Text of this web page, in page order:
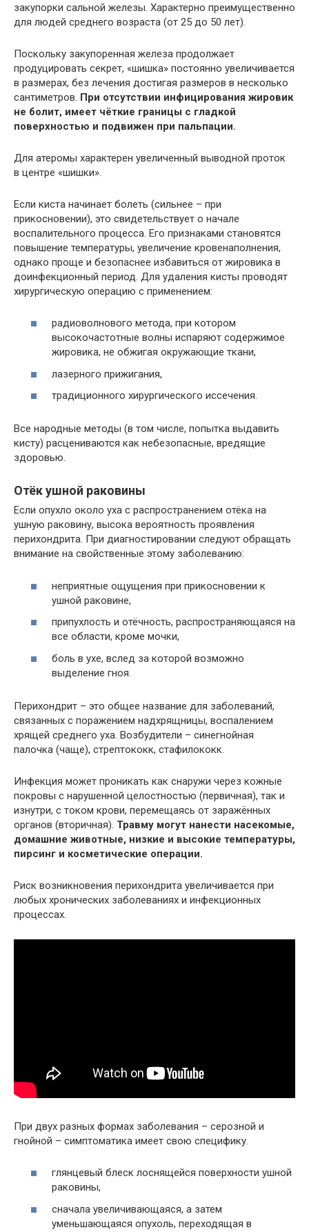
закупорки сальной железы. Характерно преимущественно
для людей среднего возраста (от 25 до 50 лет).
Поскольку закупоренная железа продолжает
продуцировать секрет, «шишка» постоянно увеличивается
в размерах, без лечения достигая размеров в несколько
сантиметров. При отсутствии инфицирования жировик
не болит, имеет чёткие границы с гладкой
поверхностью и подвижен при пальпации.
Для атеромы характерен увеличенный выводной проток
в центре «шишки».
Если киста начинает болеть (сильнее – при
прикосновении), это свидетельствует о начале
воспалительного процесса. Его признаками становятся
повышение температуры, увеличение кровенаполнения,
однако проще и безопаснее избавиться от жировика в
доинфекционный период. Для удаления кисты проводят
хирургическую операцию с применением:
радиоволнового метода, при котором
высокочастотные волны испаряют содержимое
жировика, не обжигая окружающие ткани,
лазерного прижигания,
традиционного хирургического иссечения.
Все народные методы (в том числе, попытка выдавить
кисту) расцениваются как небезопасные, вредящие
здоровью.
Отёк ушной раковины
Если опухло около уха с распространением отёка на
ушную раковину, высока вероятность проявления
перихондрита. При диагностировании следуют обращать
внимание на свойственные этому заболеванию:
неприятные ощущения при прикосновении к
ушной раковине,
припухлость и отёчность, распространяющаяся на
все области, кроме мочки,
боль в ухе, вслед за которой возможно
выделение гноя.
Перихондрит – это общее название для заболеваний,
связанных с поражением надхрящницы, воспалением
хрящей среднего уха. Возбудители – синегнойная
палочка (чаще), стрептококк, стафилококк.
Инфекция может проникать как снаружи через кожные
покровы с нарушенной целостностью (первичная), так и
изнутри, с током крови, перемещаясь от заражённых
органов (вторичная). Травму могут нанести насекомые,
домашние животные, низкие и высокие температуры,
пирсинг и косметические операции.
Риск возникновения перихондрита увеличивается при
любых хронических заболеваниях и инфекционных
процессах.
При двух разных формах заболевания – серозной и
гнойной – симптоматика имеет свою специфику.
глянцевый блеск лоснящейся поверхности ушной
раковины,
сначала увеличивающаяся, а затем
уменьшающаяся опухоль, переходящая в